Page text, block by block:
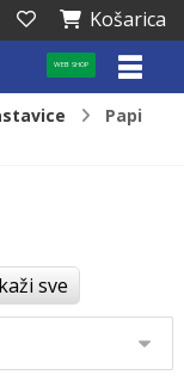
Košarica
WEB SHOP
Papi
sve